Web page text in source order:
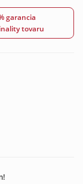
garancia
tovaru